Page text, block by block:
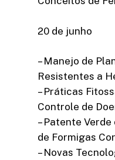
20 de junho
– Manejo de
Resistentes a
– Práticas
Controle de
– Patente
de Formigas
– Novas